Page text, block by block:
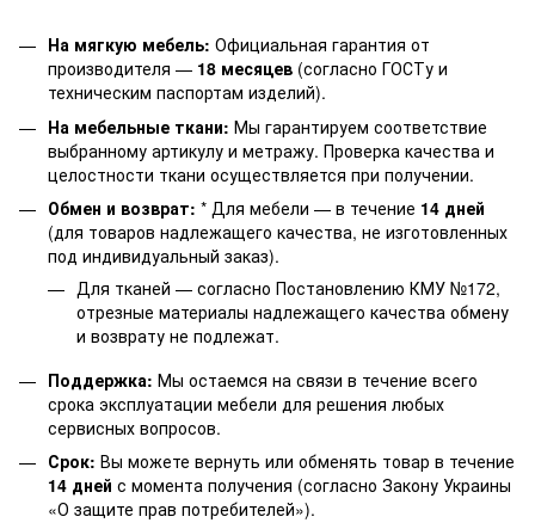
На мягкую мебель: Официальная гарантия от
производителя — 18 месяцев (согласно ГОСТу и
техническим паспортам изделий).
На мебельные ткани: Мы гарантируем соответствие
выбранному артикулу и метражу. Проверка качества и
целостности ткани осуществляется при получении.
Обмен и возврат: * Для мебели — в течение 14 дней
(для товаров надлежащего качества, не изготовленных
под индивидуальный заказ).
Для тканей — согласно Постановлению КМУ №172,
отрезные материалы надлежащего качества обмену
и возврату не подлежат.
Поддержка: Мы остаемся на связи в течение всего
срока эксплуатации мебели для решения любых
сервисных вопросов.
Срок: Вы можете вернуть или обменять товар в течение
14 дней с момента получения (согласно Закону Украины
«О защите прав потребителей»).